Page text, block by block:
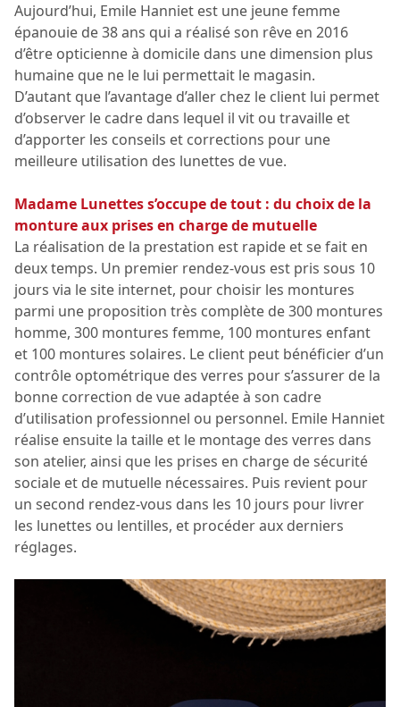
Aujourd’hui, Emile Hanniet est une jeune femme
épanouie de 38 ans qui a réalisé son rêve en 2016
d’être opticienne à domicile dans une dimension plus
humaine que ne le lui permettait le magasin.
D’autant que l’avantage d’aller chez le client lui permet
d’observer le cadre dans lequel il vit ou travaille et
d’apporter les conseils et corrections pour une
meilleure utilisation des lunettes de vue.
Madame Lunettes s’occupe de tout : du choix de la
monture aux prises en charge de mutuelle
La réalisation de la prestation est rapide et se fait en
deux temps. Un premier rendez-vous est pris sous 10
jours via le site internet, pour choisir les montures
parmi une proposition très complète de 300 montures
homme, 300 montures femme, 100 montures enfant
et 100 montures solaires. Le client peut bénéficier d’un
contrôle optométrique des verres pour s’assurer de la
bonne correction de vue adaptée à son cadre
d’utilisation professionnel ou personnel. Emile Hanniet
réalise ensuite la taille et le montage des verres dans
son atelier, ainsi que les prises en charge de sécurité
sociale et de mutuelle nécessaires. Puis revient pour
un second rendez-vous dans les 10 jours pour livrer
les lunettes ou lentilles, et procéder aux derniers
réglages.